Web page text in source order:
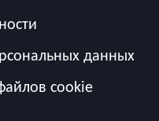
данных
cookie